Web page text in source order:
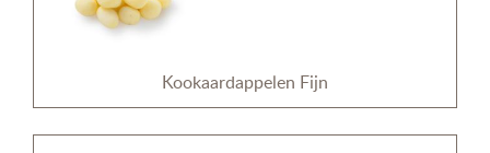
Kookaardappelen Fijn